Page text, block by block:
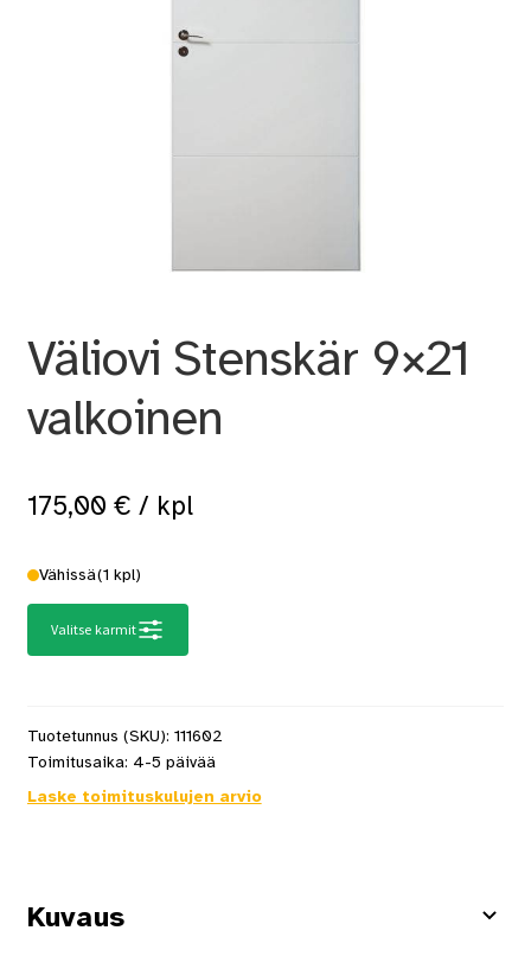
Väliovi Stenskär 9×21
valkoinen
175,00 € / kpl
Vähissä(1 kpl)
Valitse karmit
Tuotetunnus (SKU): 111602
Toimitusaika: 4-5 päivää
Laske toimituskulujen arvio
Kuvaus